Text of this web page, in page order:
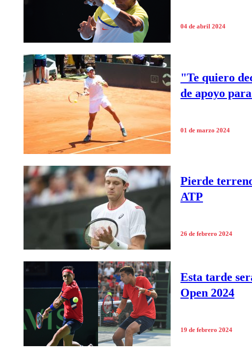
04 de abril 2024
"Te quiero
de apoyo
01 de marzo 2024
Pierde
ATP
26 de febrero 2024
Esta tarde
Open 2024
19 de febrero 2024